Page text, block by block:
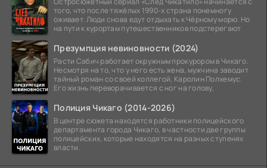
того, что после тяжёлых 1990-х страна понемногу
оживает. Люди снова едут отдыхать к Чёрному морю. Но
на пути к курортам путешественников подстерегают
Презумпция невиновности (2024)
Расти Сабич работает окружным прокурором в Чикаго.
Несмотря на то, что у него есть жена, мужчина заводит
тайный роман со своей коллегой, Каролин Полхемус.
Его жизнь переворачивается с ног на голову,
Полиция Чикаго (2014-2026)
В центре сюжета находятся работники полицейского
департамента города Чикаго, в частности две группы
полицейских, которые находятся на разных ступенях
власти.